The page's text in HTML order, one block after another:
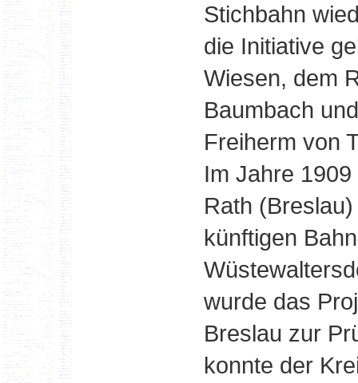
Stichbahn
die Initiative
Wiesen, dem
Baumbach
Freiherm von
Im Jahre
Rath
künftigen
wurde das
Breslau zur
konnte der